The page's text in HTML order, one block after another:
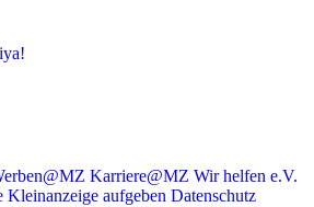
Karriere@MZ Wir helfen e.V.
Kleinanzeige aufgeben Datenschutz